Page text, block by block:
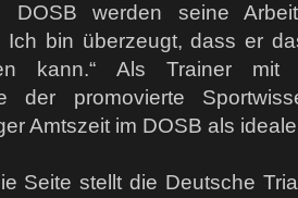
DOSB werden seine
Ich bin überzeugt, dass er
kann.“ Als Trainer mit
der promovierte
Amtszeit im DOSB als
Seite stellt die Deutsche